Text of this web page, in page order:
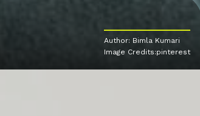
Author: Bimla Kumari
Image Credits:pinterest